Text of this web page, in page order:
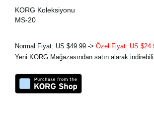
KORG Koleksiyonu
MS-20
Normal Fiyat: US $49.99 -> Özel Fiyat: US
Yeni KORG Mağazasından satın alarak